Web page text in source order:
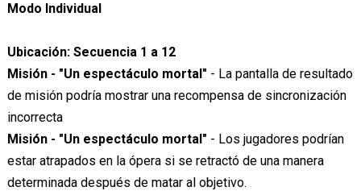
Modo Individual
Ubicación: Secuencia 1 a 12
Misión - "Un espectáculo mortal" - La pantalla de resultado
de misión podría mostrar una recompensa de sincronización
incorrecta
Misión - "Un espectáculo mortal" - Los jugadores podrían
estar atrapados en la ópera si se retractó de una manera
determinada después de matar al objetivo.